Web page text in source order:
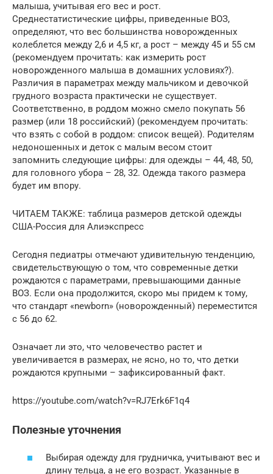
малыша, учитывая его вес и рост.
Среднестатистические цифры, приведенные ВОЗ,
определяют, что вес большинства новорожденных
колеблется между 2,6 и 4,5 кг, а рост – между 45 и 55 см
(рекомендуем прочитать: как измерить рост
новорожденного малыша в домашних условиях?).
Различия в параметрах между мальчиком и девочкой
грудного возраста практически не существует.
Соответственно, в роддом можно смело покупать 56
размер (или 18 российский) (рекомендуем прочитать:
что взять с собой в роддом: список вещей). Родителям
недоношенных и деток с малым весом стоит
запомнить следующие цифры: для одежды – 44, 48, 50,
для головного убора – 28, 32. Одежда такого размера
будет им впору.
ЧИТАЕМ ТАКЖЕ: таблица размеров детской одежды
США-Россия для Алиэкспресс
Сегодня педиатры отмечают удивительную тенденцию,
свидетельствующую о том, что современные детки
рождаются с параметрами, превышающими данные
ВОЗ. Если она продолжится, скоро мы придем к тому,
что стандарт «newborn» (новорожденный) переместится
с 56 до 62.
Означает ли это, что человечество растет и
увеличивается в размерах, не ясно, но то, что детки
рождаются крупными – зафиксированный факт.
https://youtube.com/watch?v=RJ7Erk6F1q4
Полезные уточнения
Выбирая одежду для грудничка, учитывают вес и
длину тельца, а не его возраст. Указанные в